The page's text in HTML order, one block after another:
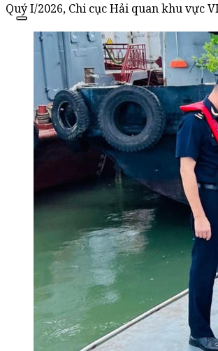
Quý I/2026, Chi cục Hải quan khu vực